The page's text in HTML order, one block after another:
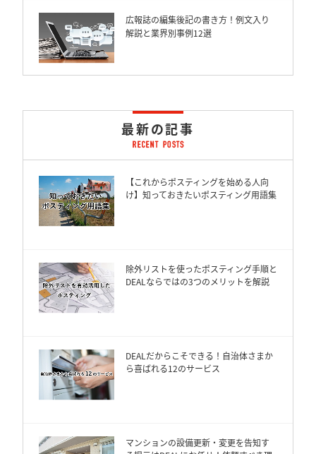
広報誌の編集後記の書き方！例文入り
解説と業界別事例12選
最新の記事
【これからポスティングを始める人向
け】知っておきたいポスティング用語集
除外リストを使ったポスティング手順と
DEALならではの3つのメリットを解説
DEALだからこそできる！自治体さまか
ら喜ばれる12のサービス
マンションの設備更新・変更を告知す